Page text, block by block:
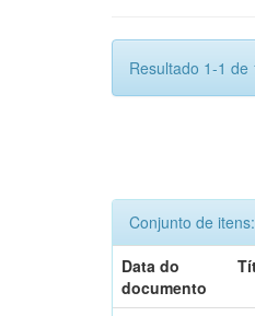
Resultado 1-1 de
Conjunto de itens:
Data do
documento